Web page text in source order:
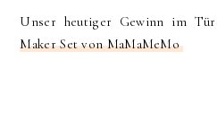
Unser heutiger Gewinn im
Maker Set von MaMaMeMo